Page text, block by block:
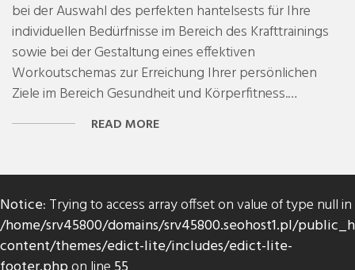
bei der Auswahl des perfekten hantelsests für Ihre
individuellen Bedürfnisse im Bereich des Krafttrainings
sowie bei der Gestaltung eines effektiven
Workoutschemas zur Erreichung Ihrer persönlichen
Ziele im Bereich Gesundheit und Körperfitness.…
READ MORE
Notice: Trying to access array offset on value of type null in
/home/srv45800/domains/srv45800.seohost1.pl/
content/themes/edict-lite/includes/edict-lite-